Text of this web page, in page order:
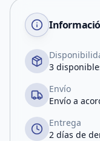
3
Envío
Envío a
Entrega
2 días de